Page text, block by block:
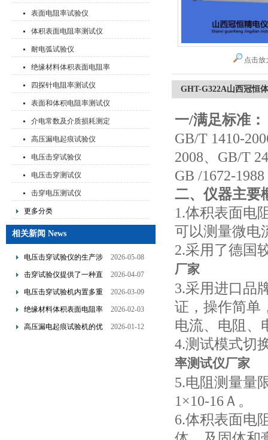
表面电阻率试验仪
体积表面电阻率测试仪
耐电弧试验仪
绝缘材料体积表面电阻率
测试仪
四探针电阻率测试仪
表面和体积电阻率测试仪
介电常数及介质损耗测定
仪
高压漏电起痕试验仪
电压击穿试验仪
电压击穿测试仪
击穿电压测试仪
更多分类
相关新闻 News
电压击穿试验仪的生产涉
及了多个技术领域的整合
2026-05-08
击穿试验仪提供了一种直
观且量化的评估手段
2026-04-07
电压击穿试验机内置多重
保护机制可避免操作风险
2026-03-09
绝缘材料体积表面电阻率
测试仪是基于欧姆定律设
2026-02-03
高压漏电起痕试验机的优
2026-01-12
点击放
GHT-G322A山西冠恒
一/满足标准：
GB/T 1410-
2008、GB/T
GB /1672-1988
二、仪器主要
1.体积表面电
可以测量微电
2.采用了德国
厂家
3.采用进口品
证，操作简单
电流、电阻、
4.测试模式切
率测试仪厂家
5.电阻测量量
1×10-16 Ａ。
6.体积表面电